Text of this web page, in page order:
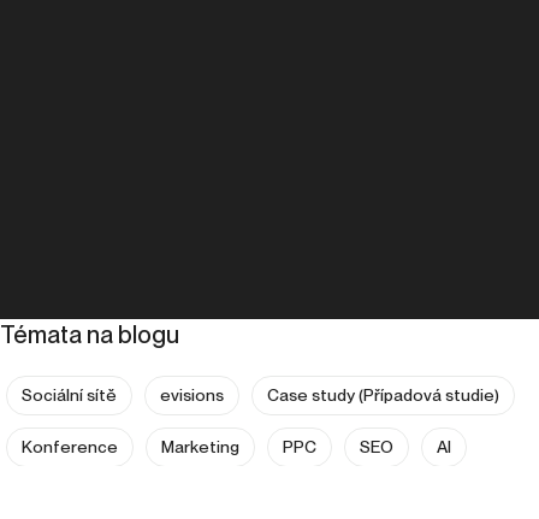
Témata na blogu
Sociální sítě evisions Case study (Případová studie)
Konference Marketing PPC SEO AI